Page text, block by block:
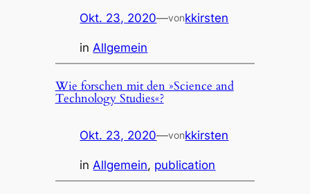
Okt. 23, 2020—vonkkirsten
inAllgemein
Wie forschen mit den »Science and
Technology Studies«?
Okt. 23, 2020—vonkkirsten
in Allgemein, publication